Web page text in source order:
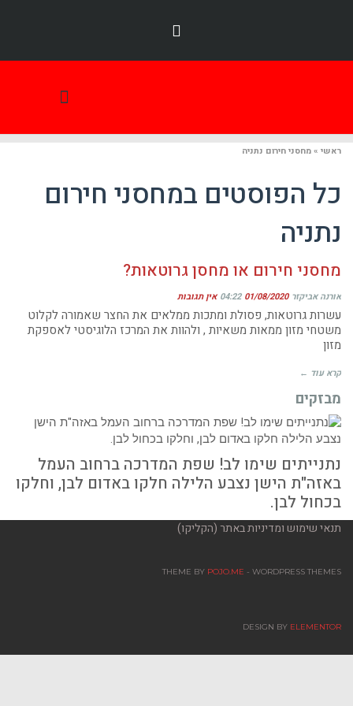
ראשי »מחסני חירום נתניה
כל הפוסטים במחסני חירום
נתניה
מחסני חירום או מחסן גרוטאות?
אורנה אביקזר 01/08/2020
04:22 אין תגובות
עשרות גרוטאות, פסולת ומתכות ממלאים את החצר שאמורה לקלוט
משטחי מזון ממאות משאיות , ולהוות את המרכז הלוגיסטי לאספקת
מזון
קרא עוד ←
מבזקים
נתנייתים שימו לב! שפת המדרכה ברחוב העמל
באזה"ת הישן נצבע הלילה חלקו באדום לבן, וחלקו
בכחול לבן.
תנאי שימוש ומדיניות באתר (הקליקו)
THEME BY POJO.ME - WORDPRESS THEMES
DESIGN BY ELEMENTOR